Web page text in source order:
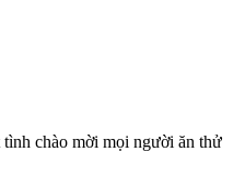
chào mời mọi người ăn thử